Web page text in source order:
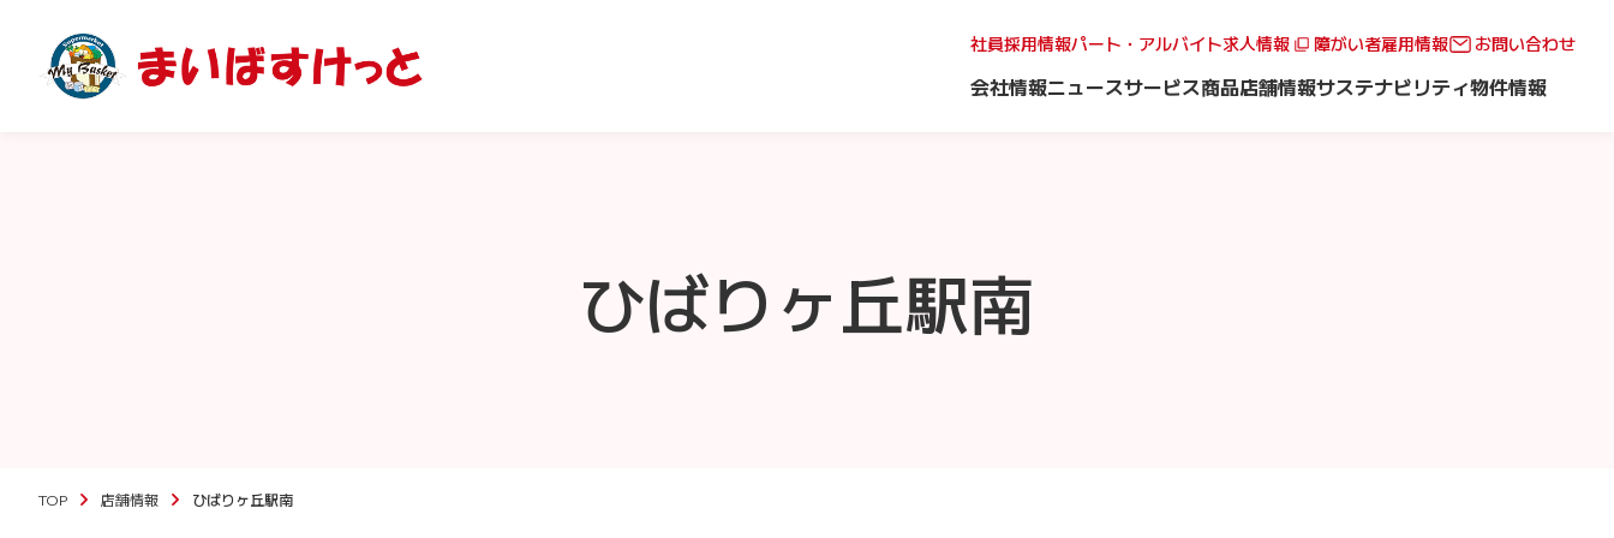
社員採用情報パート・アルバイト求人情報 障がい者雇用情報 お問い合わせ
会社情報ニュースサービス商品店舗情報サステナビリティ物件情報
ひばりヶ丘駅南
TOP 店舗情報 ひばりヶ丘駅南